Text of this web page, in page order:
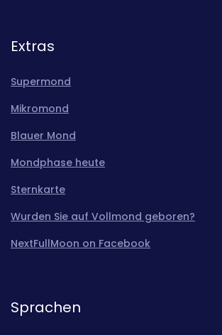
Extras
Supermond
Mikromond
Blauer Mond
Mondphase heute
Sternkarte
Wurden Sie auf Vollmond geboren?
NextFullMoon on Facebook
Sprachen